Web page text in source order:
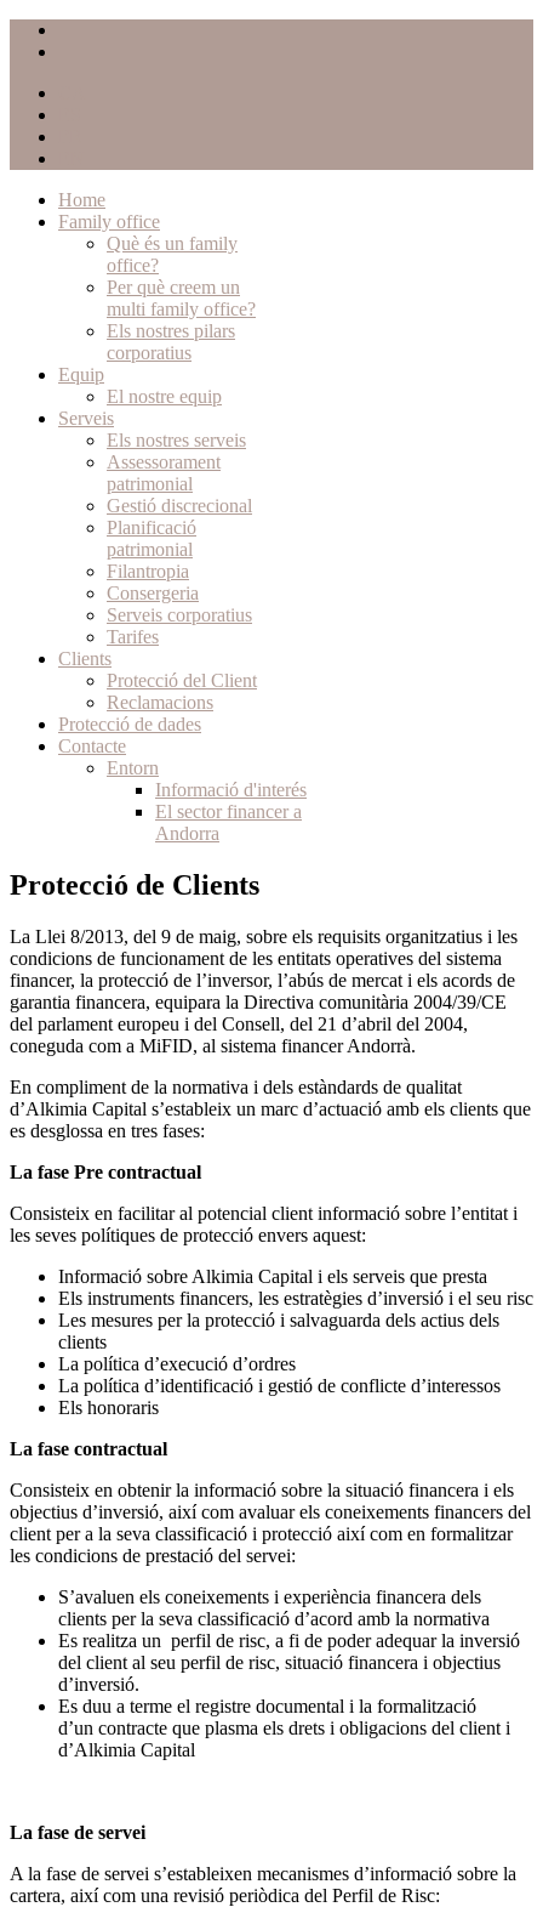
Home
Family office
Què és un family
office?
Per què creem un
multi family office?
Els nostres pilars
corporatius
Equip
El nostre equip
Serveis
Els nostres serveis
Assessorament
patrimonial
Gestió discrecional
Planificació
patrimonial
Filantropia
Consergeria
Serveis corporatius
Tarifes
Clients
Protecció del Client
Reclamacions
Protecció de dades
Contacte
Entorn
Informació d'interés
El sector financer a
Andorra
Protecció de Clients
La Llei 8/2013, del 9 de maig, sobre els requisits organitzatius i les
condicions de funcionament de les entitats operatives del sistema
financer, la protecció de l’inversor, l’abús de mercat i els acords de
garantia financera, equipara la Directiva comunitària 2004/39/CE
del parlament europeu i del Consell, del 21 d’abril del 2004,
coneguda com a MiFID, al sistema financer Andorrà.
En compliment de la normativa i dels estàndards de qualitat
d’Alkimia Capital s’estableix un marc d’actuació amb els clients que
es desglossa en tres fases:
La fase Pre contractual
Consisteix en facilitar al potencial client informació sobre l’entitat i
les seves polítiques de protecció envers aquest:
Informació sobre Alkimia Capital i els serveis que presta
Els instruments financers, les estratègies d’inversió i el seu risc
Les mesures per la protecció i salvaguarda dels actius dels
clients
La política d’execució d’ordres
La política d’identificació i gestió de conflicte d’interessos
Els honoraris
La fase contractual
Consisteix en obtenir la informació sobre la situació financera i els
objectius d’inversió, així com avaluar els coneixements financers del
client per a la seva classificació i protecció així com en formalitzar
les condicions de prestació del servei:
S’avaluen els coneixements i experiència financera dels
clients per la seva classificació d’acord amb la normativa
Es realitza un perfil de risc, a fi de poder adequar la inversió
del client al seu perfil de risc, situació financera i objectius
d’inversió.
Es duu a terme el registre documental i la formalització
d’un contracte que plasma els drets i obligacions del client i
d’Alkimia Capital
La fase de servei
A la fase de servei s’estableixen mecanismes d’informació sobre la
cartera, així com una revisió periòdica del Perfil de Risc: